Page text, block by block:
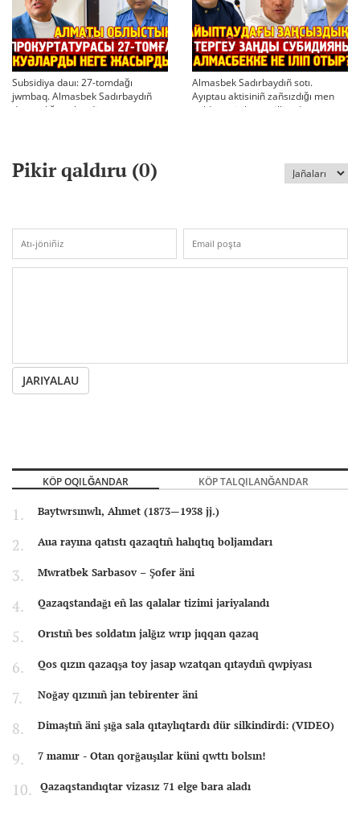
Subsidiya dauı: 27-tomdağı
jwmbaq. Almasbek Sadırbaydıñ
densaulığı sır berdi
Almasbek Sadırbaydıñ sotı.
Ayıptau aktisiniñ zañsızdığı men
qoldan ösirilgen milliondar
Pikir qaldıru (0)
JARIYALAU
KÖP OQILĞANDAR KÖP TALQILANĞANDAR
Baytwrsınwlı, Ahmet (1873—1938 jj.)
Aua rayına qatıstı qazaqtıñ halıqtıq boljamdarı
Mwratbek Sarbasov – Şofer äni
Qazaqstandağı eñ las qalalar tizimi jariyalandı
Orıstıñ bes soldatın jalğız wrıp jıqqan qazaq
Qos qızın qazaqşa toy jasap wzatqan qıtaydıñ qwpiyası
Noğay qızınıñ jan tebirenter äni
Dimaştıñ äni şığa sala qıtaylıqtardı dür silkindirdi: (VIDEO)
7 mamır - Otan qorğauşılar küni qwttı bolsın!
Qazaqstandıqtar vizasız 71 elge bara aladı